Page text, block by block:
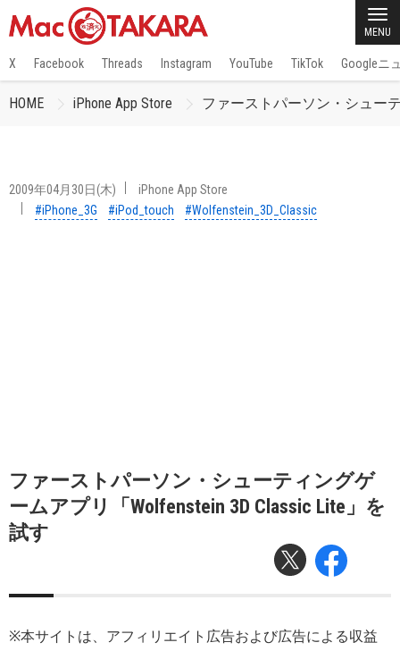
MENU
X Facebook Threads Instagram YouTube TikTok Googleニ
HOME iPhone App Store ファーストパーソン・シュー
2009年04月30日(木)
iPhone App Store
#iPhone_3G
#iPod_touch #Wolfenstein_3D_Classic
ファーストパーソン・シューティングゲ
ームアプリ「Wolfenstein 3D Classic Lite」を
試す
※本サイトは、アフィリエイト広告および広告による収益